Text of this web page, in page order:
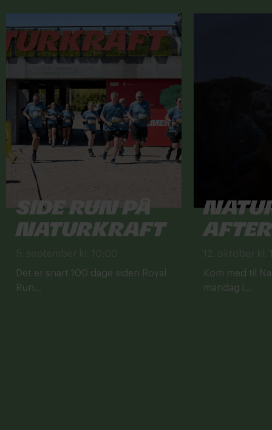
Side Run på
Naturkraft
Det er snart 100 dage siden Royal
Run...
Kom med til
mandag i...